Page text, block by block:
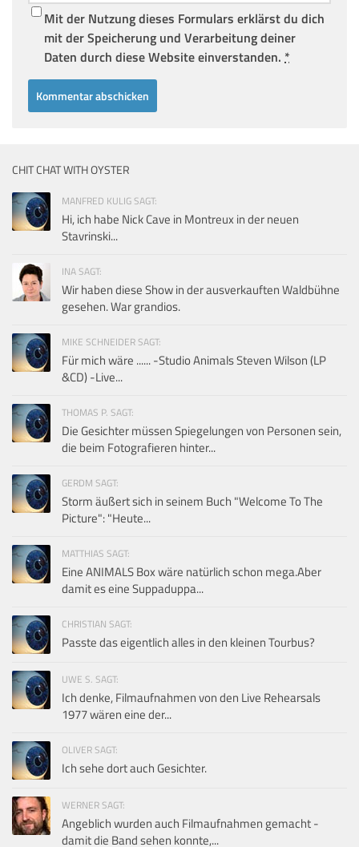
Mit der Nutzung dieses Formulars erklärst du dich
mit der Speicherung und Verarbeitung deiner
Daten durch diese Website einverstanden. *
CHIT CHAT WITH OYSTER
MANFRED KULIG SAGT:
Hi, ich habe Nick Cave in Montreux in der neuen
Stavrinski...
INA SAGT:
Wir haben diese Show in der ausverkauften Waldbühne
gesehen. War grandios.
MIKE SCHNEIDER SAGT:
Für mich wäre ...... -Studio Animals Steven Wilson (LP
&CD) -Live...
THOMAS P. SAGT:
Die Gesichter müssen Spiegelungen von Personen sein,
die beim Fotografieren hinter...
GERDM SAGT:
Storm äußert sich in seinem Buch "Welcome To The
Picture": "Heute...
MATTHIAS SAGT:
Eine ANIMALS Box wäre natürlich schon mega.Aber
damit es eine Suppaduppa...
CHRISTIAN SAGT:
Passte das eigentlich alles in den kleinen Tourbus?
UWE S. SAGT:
Ich denke, Filmaufnahmen von den Live Rehearsals
1977 wären eine der...
OLIVER SAGT:
Ich sehe dort auch Gesichter.
WERNER SAGT:
Angeblich wurden auch Filmaufnahmen gemacht -
damit die Band sehen konnte,...